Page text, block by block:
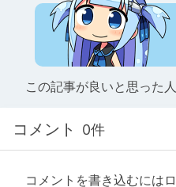
この記事が良いと思った
コメント 0件
コメントを書き込むには